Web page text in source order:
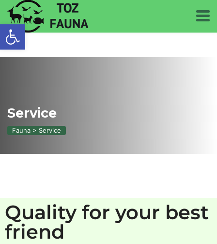
Otwórz pasek narzędzi
Service
Fauna > Service
Quality for your best
friend